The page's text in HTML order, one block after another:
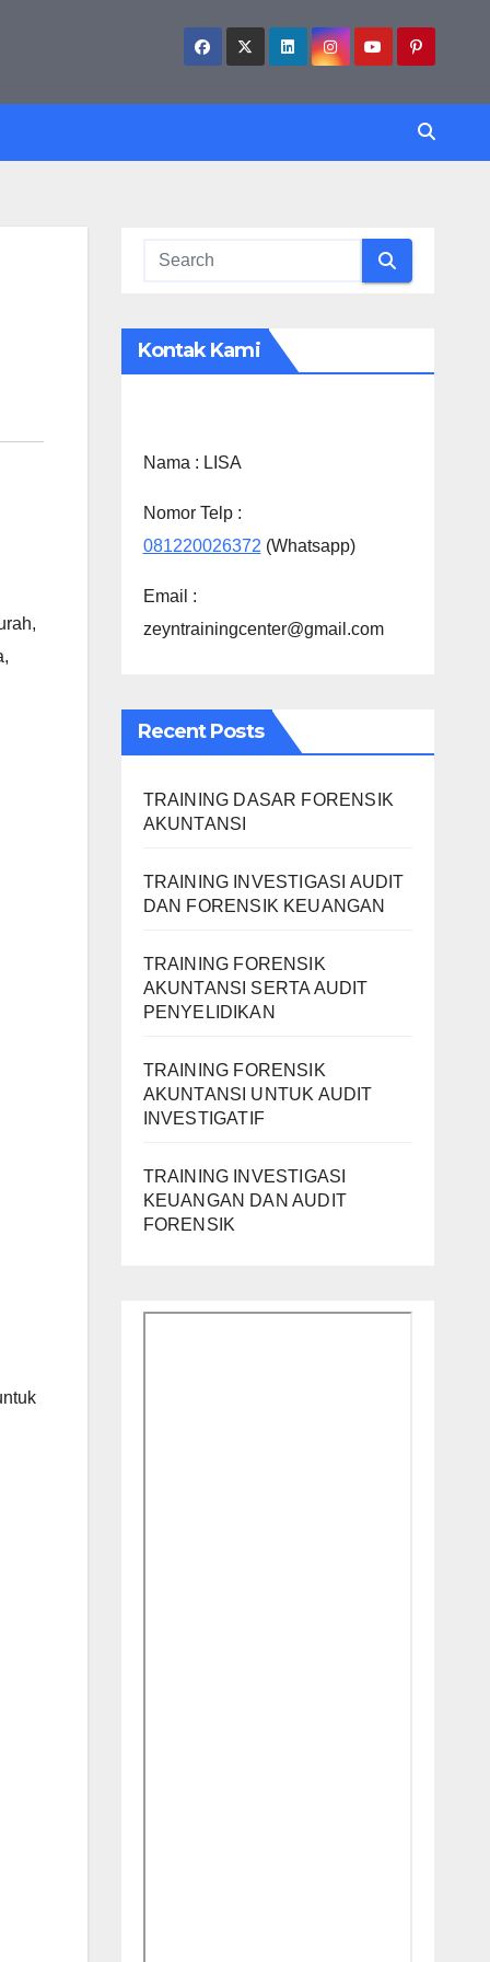
,
,
Kontak Kami
Nama : LISA
Nomor Telp :
081220026372 (Whatsapp)
Email :
zeyntrainingcenter@gmail.com
Recent Posts
TRAINING DASAR FORENSIK
AKUNTANSI
TRAINING INVESTIGASI AUDIT
DAN FORENSIK KEUANGAN
TRAINING FORENSIK
AKUNTANSI SERTA AUDIT
PENYELIDIKAN
TRAINING FORENSIK
AKUNTANSI UNTUK AUDIT
INVESTIGATIF
TRAINING INVESTIGASI
KEUANGAN DAN AUDIT
FORENSIK